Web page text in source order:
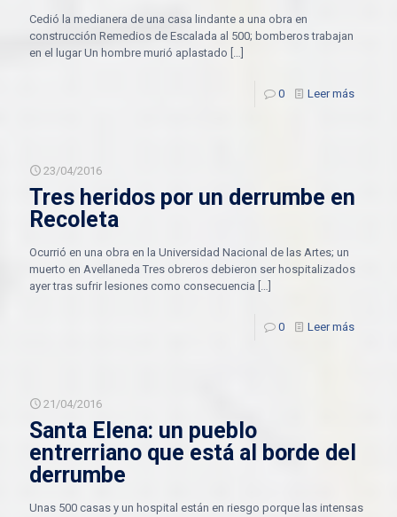
Cedió la medianera de una casa lindante a una obra en
construcción Remedios de Escalada al 500; bomberos trabajan
en el lugar Un hombre murió aplastado […]
0 Leer más
23/04/2016
Tres heridos por un derrumbe en
Recoleta
Ocurrió en una obra en la Universidad Nacional de las Artes; un
muerto en Avellaneda Tres obreros debieron ser hospitalizados
ayer tras sufrir lesiones como consecuencia […]
0 Leer más
21/04/2016
Santa Elena: un pueblo
entrerriano que está al borde del
derrumbe
Unas 500 casas y un hospital están en riesgo porque las intensas